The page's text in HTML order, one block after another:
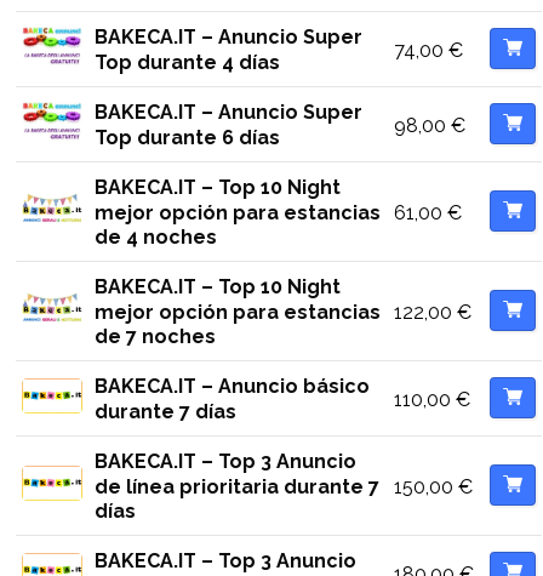
BAKECA.IT – Anuncio Super
Top durante 4 días
74,00 €
BAKECA.IT – Anuncio Super
Top durante 6 días
98,00 €
BAKECA.IT – Top 10 Night
mejor opción para estancias
de 4 noches
61,00 €
BAKECA.IT – Top 10 Night
mejor opción para estancias
de 7 noches
122,00 €
BAKECA.IT – Anuncio básico
durante 7 días
110,00 €
BAKECA.IT – Top 3 Anuncio
de línea prioritaria durante 7
días
150,00 €
BAKECA.IT – Top 3 Anuncio